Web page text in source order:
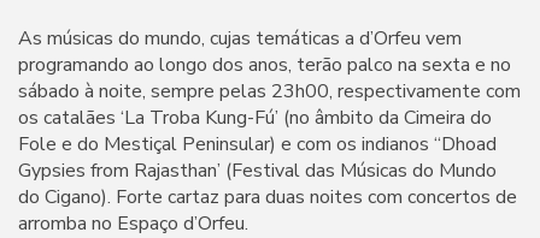
As músicas do mundo, cujas temáticas a d’Orfeu vem
programando ao longo dos anos, terão palco na sexta e no
sábado à noite, sempre pelas 23h00, respectivamente com
os catalães ‘La Troba Kung-Fú’ (no âmbito da Cimeira do
Fole e do Mestiçal Peninsular) e com os indianos “Dhoad
Gypsies from Rajasthan’ (Festival das Músicas do Mundo
do Cigano). Forte cartaz para duas noites com concertos de
arromba no Espaço d’Orfeu.